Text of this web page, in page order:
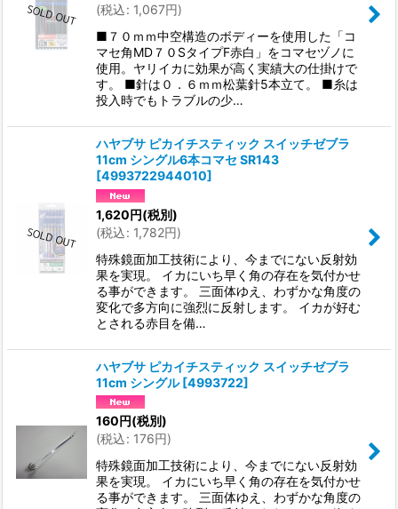
(税込: 1,067円)
■７０ｍｍ中空構造のボディーを使用した「コ
マセ角MD７０SタイプF赤白」をコマセヅノに
使用。ヤリイカに効果が高く実績大の仕掛けで
す。 ■針は０．６ｍｍ松葉針5本立て。 ■糸は
投入時でもトラブルの少…
ハヤブサ ピカイチスティック スイッチゼブラ
11cm シングル6本コマセ SR143
[4993722944010]
1,620円(税別)
(税込: 1,782円)
特殊鏡面加工技術により、今までにない反射効
果を実現。 イカにいち早く角の存在を気付かせ
る事ができます。 三面体ゆえ、わずかな角度の
変化で多方向に強烈に反射します。 イカが好む
とされる赤目を備…
ハヤブサ ピカイチスティック スイッチゼブラ
11cm シングル [4993722]
160円(税別)
(税込: 176円)
特殊鏡面加工技術により、今までにない反射効
果を実現。 イカにいち早く角の存在を気付かせ
る事ができます。 三面体ゆえ、わずかな角度の